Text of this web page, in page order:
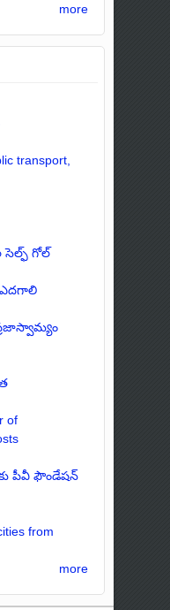
more
transport,
సెల్ఫ్ గోల్
ఎదగాలి
of
పీవీ ఫౌండేషన్
from
more